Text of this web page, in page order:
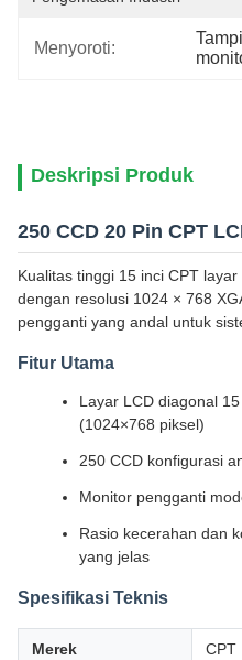
Menyoroti:
Deskripsi Produk
250 CCD 20 Pin CPT
Kualitas tinggi 15 inci CPT
dengan resolusi 1024 × 768
pengganti yang andal untuk
Fitur Utama
Layar LCD diagonal
(1024×768 piksel)
250 CCD konfigurasi
Monitor pengganti
Rasio kecerahan dan
yang jelas
Spesifikasi Teknis
Merek CPT